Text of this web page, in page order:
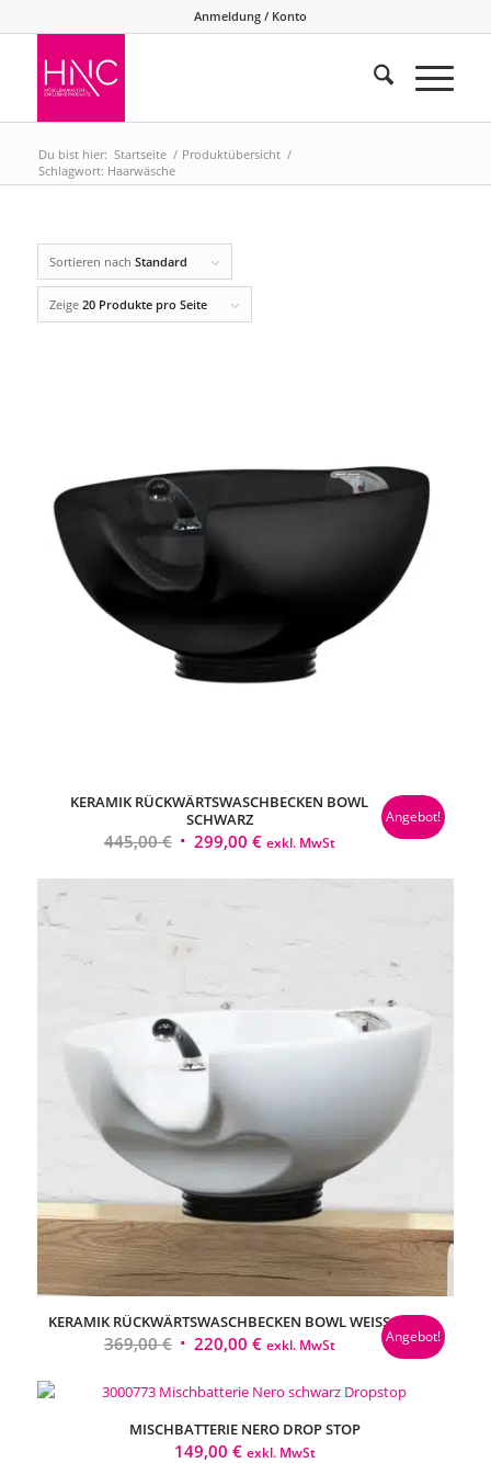
Anmeldung / Konto
Du bist hier: Startseite / Produktübersicht /
Schlagwort: Haarwäsche
Sortieren nach Standard
Zeige 20 Produkte pro Seite
KERAMIK RÜCKWÄRTSWASCHBECKEN BOWL
SCHWARZ
445,00€ Ursprünglicher
299,00 €Aktueller
exkl. MwSt
Angebot!
KERAMIK RÜCKWÄRTSWASCHBECKEN BOWL WEISS
369,00€ Ursprünglicher
war:
369,00 €
220,00 €Aktueller
ist:
220,00 €.
exkl. MwSt Angebot!
MISCHBATTERIE NERO DROP STOP
149,00€ exkl. MwSt